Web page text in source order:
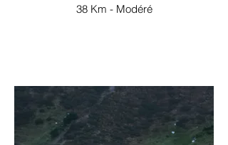
38 Km - Modéré